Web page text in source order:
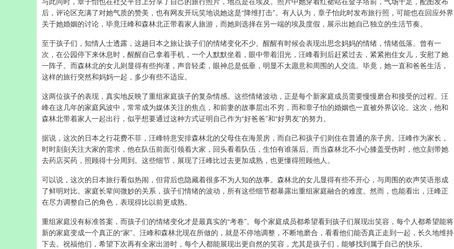
后，评论区充满了对她气质的赞美，也有网友开玩笑地说她这是“降维打击”。有人认为，章子怡此时发布旅行照，可能也在回应外界
关于她婚姻的讨论，毕竟汪峰和森林北正带着家人旅游，而她则选择在另一端的埃及度假，展示出她自己独立的生活节奏。
至于孩子们，知情人士透露，这趟日本之旅让孩子们的情绪变化不少。醒醒有时候会表现出思念妈妈的情绪，情绪低落。曾有一
次，在公园停下来休息时，醒醒自己拿着手机，一个人默默坐着，眼中带着泪光，汪峰看到后赶紧过去，紧紧抱住女儿，安慰了她
一阵子。而森林北的女儿则显得有些拘谨，声音轻柔，眼神总是低垂，明显不太愿意和周围的人交流。毕竟，她一直和爸爸生活，
这样的旅行突然和妈妈一起，多少有些不适应。
这两位孩子的表现，真实地反映了重组家庭孩子的复杂情感。这些情绪波动，正是每个新家庭成员需要慢慢磨合和接受的过程。汪
峰在这几年的家庭风波中，常常成为媒体关注的焦点，和前妻的故事层出不穷，而和章子怡的婚姻也一直被外界议论。这次，他和
森林北带着家人一起出行，似乎想要通过这种方式证明自己作为“好爸爸”和“好男友”的努力。
据说，这次的日本之行花费不菲，汪峰特意安排森林北的父母住在海景房，而自己和孩子们则住在普通的亲子房。汪峰作为家长，
时时刻刻关注大家的需求，他在队伍前面引领着大家，回头看着队伍，生怕有谁落后。而当森林北不小心膝盖受伤时，他立刻带她
去药店买药，照顾得十分周到。这些细节，展现了汪峰比过去更加成熟，也更懂得照顾他人。
可以说，这次的日本旅行看似热闹，但背后也隐藏着很多不为人知的故事。森林北的女儿显得有些不开心，与周围的欢声笑语形成
了鲜明对比。家庭长辈间微妙的关系，孩子们情绪的波动，所有这些细节都暴露出重组家庭融合的难度。然而，也能看出，汪峰正
在尽力调整自己的角色，表现得比以前更成熟。
重组家庭没有标准答案，而孩子们的情绪变化才是最真实的“考卷”。每个家庭成员都希望看到孩子们展现出笑容，每个人都希望能将
新的家庭变成一个真正的“家”。汪峰和森林北现在所做的，就是不停地调整，不断地磨合，看看他们能否真正走到一起，长久地维持
下去。祝福他们，希望下次再有全家出游时，每个人都能展现出更自然的笑容，尤其是孩子们，能够找到属于自己的快乐。